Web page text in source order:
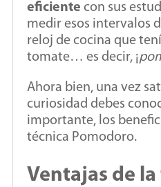
eficiente con sus
medir esos intervalos
reloj de cocina que
tomate… es decir, ¡
Ahora bien, una vez
curiosidad debes
importante, los
técnica Pomodoro.
Ventajas de